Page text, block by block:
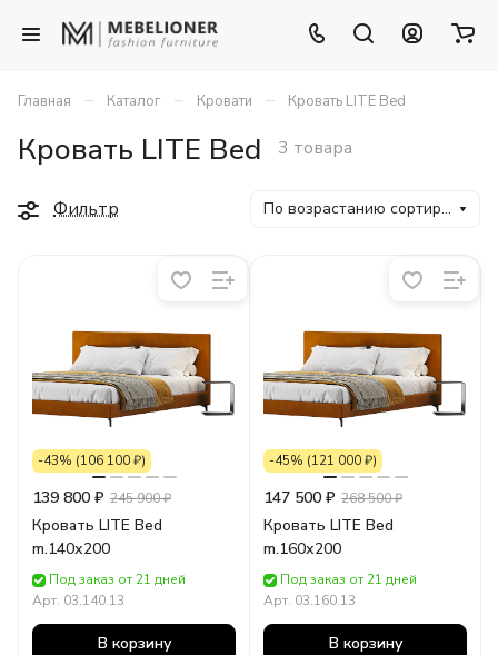
Главная – Каталог – Кровати – Кровать LITE Bed
Кровать LITE Bed 3 товара
Фильтр По возрастанию сортировки
-43% (106 100 ₽)
139 800 ₽ 245 900 ₽
Кровать LITE Bed
m.140х200
Под заказ от 21 дней
Арт. 03.140.13
В корзину
-45% (121 000 ₽)
147 500 ₽ 268 500 ₽
Кровать LITE Bed
m.160х200
Под заказ от 21 дней
Арт. 03.160.13
В корзину